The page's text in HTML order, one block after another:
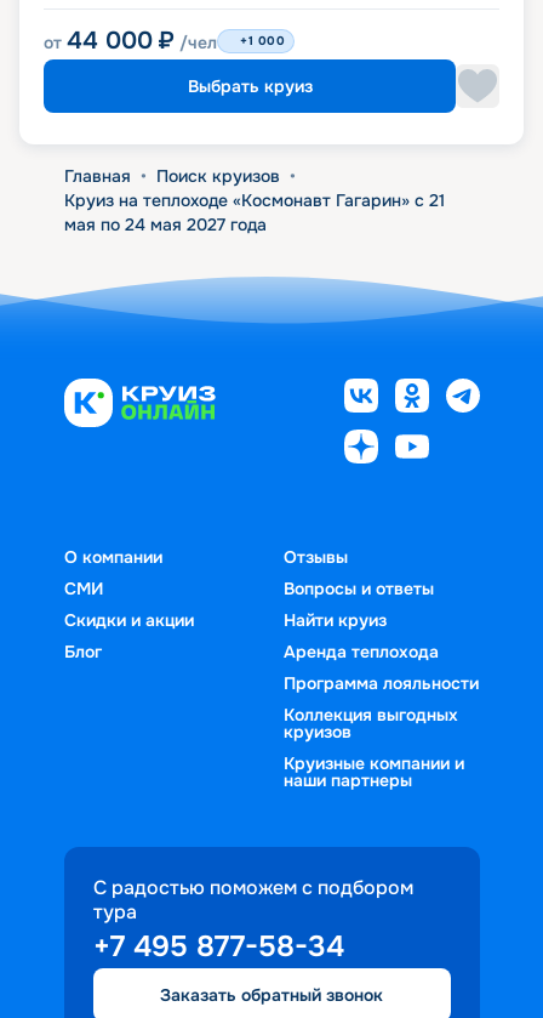
от 44 000 ₽ /чел +1 000
Выбрать круиз
Главная • Поиск круизов •
Круиз на теплоходе «Космонавт Гагарин» с 21
мая по 24 мая 2027 года
О компании
СМИ
Скидки и акции
Блог
Отзывы
Вопросы и ответы
Найти круиз
Аренда теплохода
Программа лояльности
Коллекция выгодных
круизов
Круизные компании и
наши партнеры
С радостью поможем с подбором
тура
+7 495 877-58-34
Заказать обратный звонок